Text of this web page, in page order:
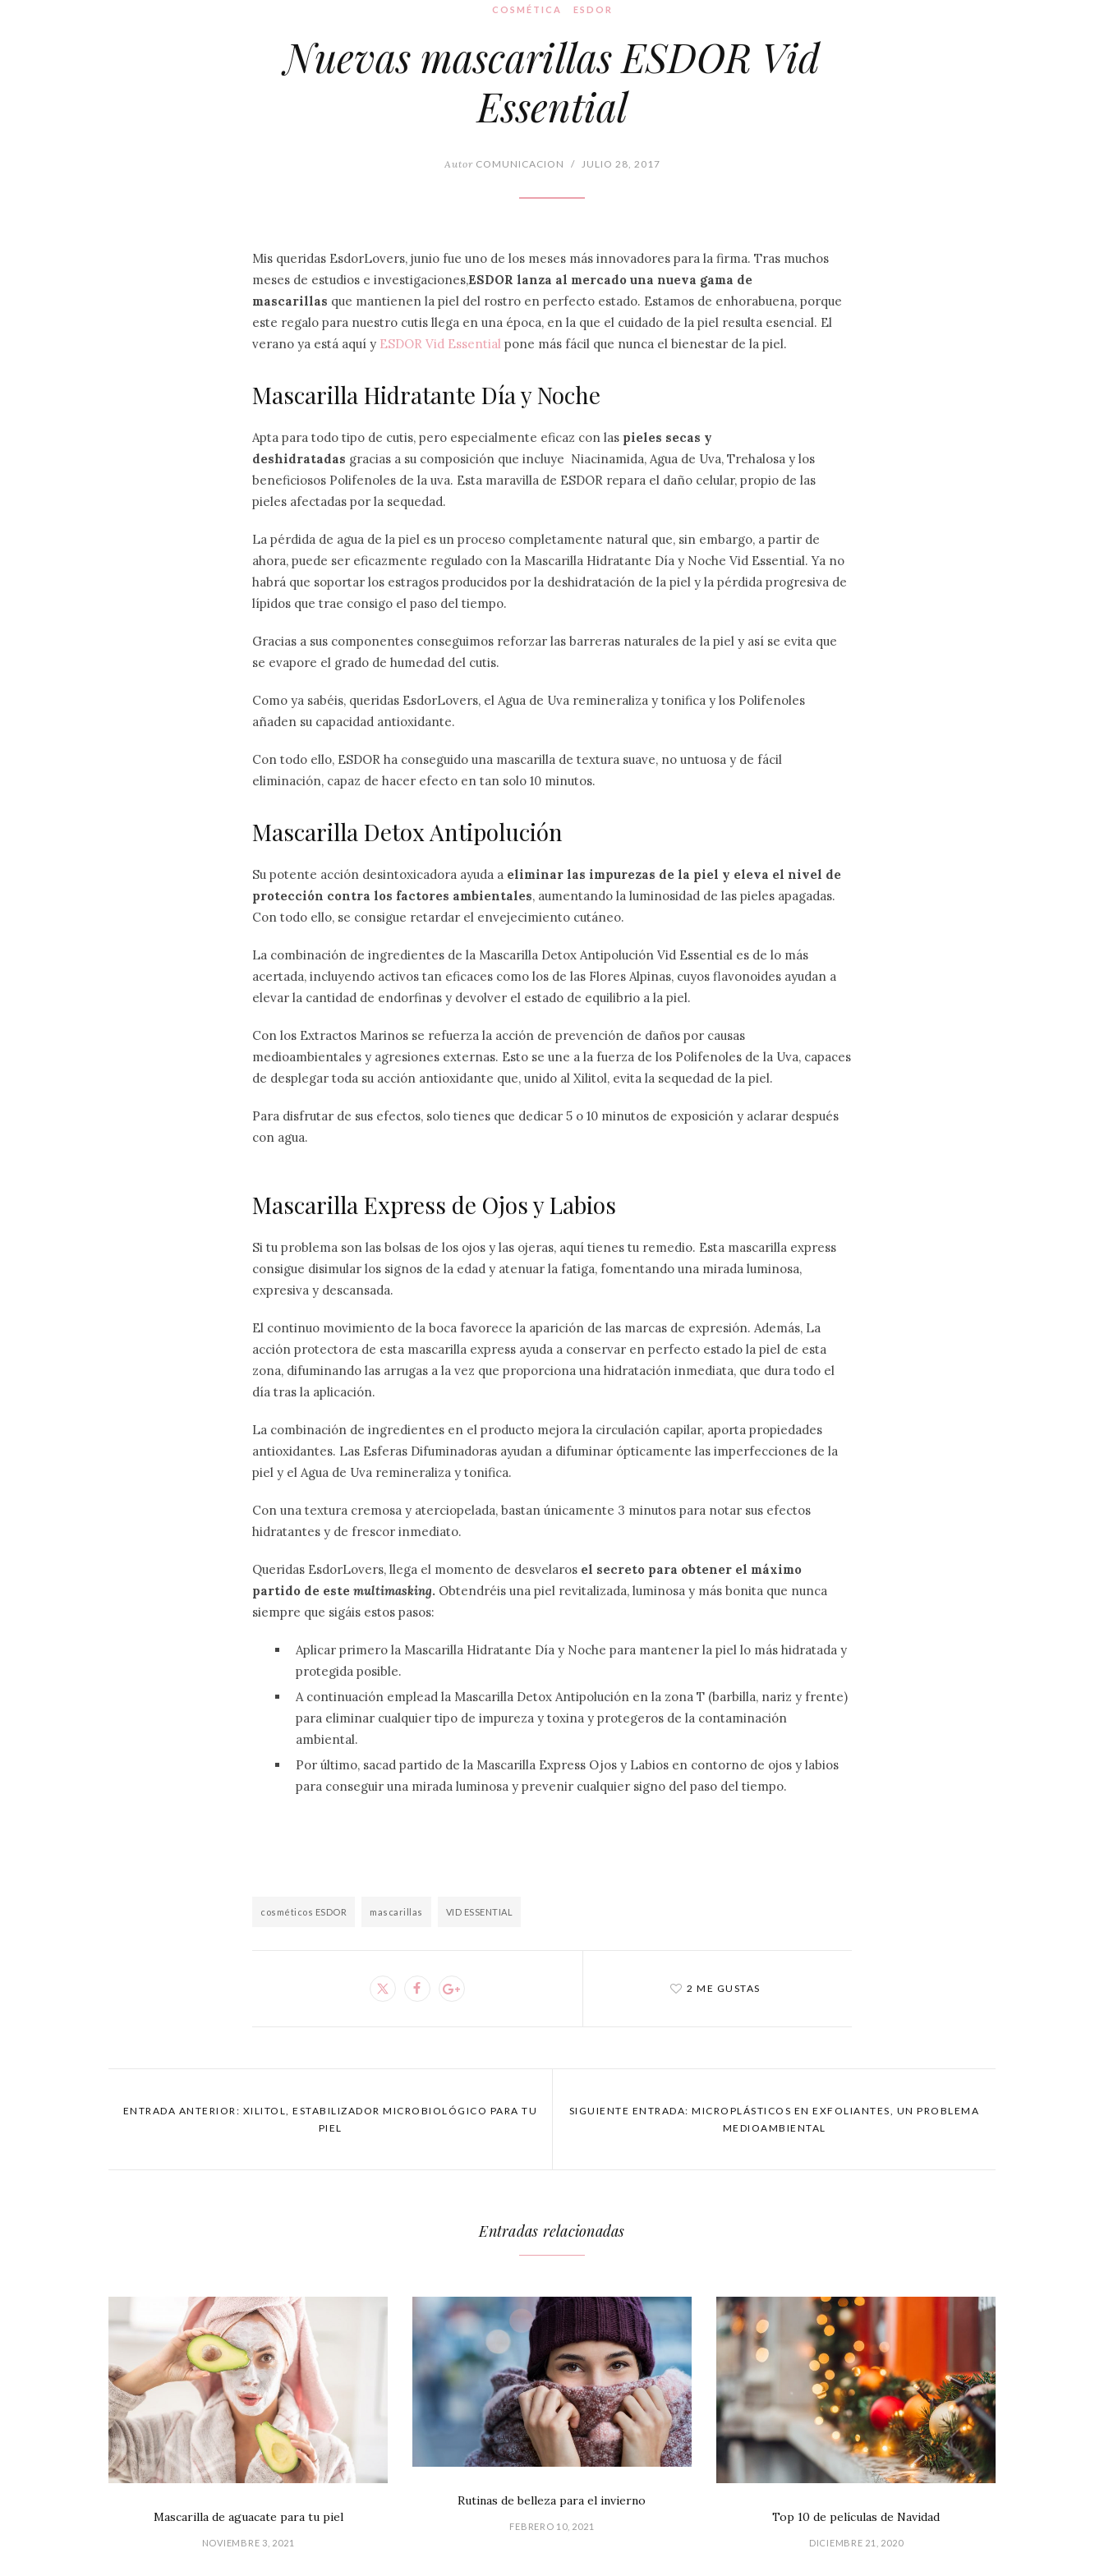
COSMÉTICA ESDOR
Nuevas mascarillas ESDOR Vid
Essential
AutorCOMUNICACION / JULIO 28, 2017
Mis queridas EsdorLovers, junio fue uno de los meses más innovadores para la firma. Tras muchos
meses de estudios e investigaciones,ESDOR lanza al mercado una nueva gama de
mascarillas que mantienen la piel del rostro en perfecto estado. Estamos de enhorabuena, porque
este regalo para nuestro cutis llega en una época, en la que el cuidado de la piel resulta esencial. El
verano ya está aquí y ESDOR Vid Essential pone más fácil que nunca el bienestar de la piel.
Mascarilla Hidratante Día y Noche
Apta para todo tipo de cutis, pero especialmente eficaz con las pieles secas y
deshidratadas gracias a su composición que incluye Niacinamida, Agua de Uva, Trehalosa y los
beneficiosos Polifenoles de la uva. Esta maravilla de ESDOR repara el daño celular, propio de las
pieles afectadas por la sequedad.
La pérdida de agua de la piel es un proceso completamente natural que, sin embargo, a partir de
ahora, puede ser eficazmente regulado con la Mascarilla Hidratante Día y Noche Vid Essential. Ya no
habrá que soportar los estragos producidos por la deshidratación de la piel y la pérdida progresiva de
lípidos que trae consigo el paso del tiempo.
Gracias a sus componentes conseguimos reforzar las barreras naturales de la piel y así se evita que
se evapore el grado de humedad del cutis.
Como ya sabéis, queridas EsdorLovers, el Agua de Uva remineraliza y tonifica y los Polifenoles
añaden su capacidad antioxidante.
Con todo ello, ESDOR ha conseguido una mascarilla de textura suave, no untuosa y de fácil
eliminación, capaz de hacer efecto en tan solo 10 minutos.
Mascarilla Detox Antipolución
Su potente acción desintoxicadora ayuda a eliminar las impurezas de la piel y eleva el nivel de
protección contra los factores ambientales, aumentando la luminosidad de las pieles apagadas.
Con todo ello, se consigue retardar el envejecimiento cutáneo.
La combinación de ingredientes de la Mascarilla Detox Antipolución Vid Essential es de lo más
acertada, incluyendo activos tan eficaces como los de las Flores Alpinas, cuyos flavonoides ayudan a
elevar la cantidad de endorfinas y devolver el estado de equilibrio a la piel.
Con los Extractos Marinos se refuerza la acción de prevención de daños por causas
medioambientales y agresiones externas. Esto se une a la fuerza de los Polifenoles de la Uva, capaces
de desplegar toda su acción antioxidante que, unido al Xilitol, evita la sequedad de la piel.
Para disfrutar de sus efectos, solo tienes que dedicar 5 o 10 minutos de exposición y aclarar después
con agua.
Mascarilla Express de Ojos y Labios
Si tu problema son las bolsas de los ojos y las ojeras, aquí tienes tu remedio. Esta mascarilla express
consigue disimular los signos de la edad y atenuar la fatiga, fomentando una mirada luminosa,
expresiva y descansada.
El continuo movimiento de la boca favorece la aparición de las marcas de expresión. Además, La
acción protectora de esta mascarilla express ayuda a conservar en perfecto estado la piel de esta
zona, difuminando las arrugas a la vez que proporciona una hidratación inmediata, que dura todo el
día tras la aplicación.
La combinación de ingredientes en el producto mejora la circulación capilar, aporta propiedades
antioxidantes. Las Esferas Difuminadoras ayudan a difuminar ópticamente las imperfecciones de la
piel y el Agua de Uva remineraliza y tonifica.
Con una textura cremosa y aterciopelada, bastan únicamente 3 minutos para notar sus efectos
hidratantes y de frescor inmediato.
Queridas EsdorLovers, llega el momento de desvelaros el secreto para obtener el máximo
partido de este multimasking. Obtendréis una piel revitalizada, luminosa y más bonita que nunca
siempre que sigáis estos pasos:
Aplicar primero la Mascarilla Hidratante Día y Noche para mantener la piel lo más hidratada y
protegida posible.
A continuación emplead la Mascarilla Detox Antipolución en la zona T (barbilla, nariz y frente)
para eliminar cualquier tipo de impureza y toxina y protegeros de la contaminación
ambiental.
Por último, sacad partido de la Mascarilla Express Ojos y Labios en contorno de ojos y labios
para conseguir una mirada luminosa y prevenir cualquier signo del paso del tiempo.
cosméticos ESDOR mascarillas VID ESSENTIAL
2 ME GUSTAS
ENTRADA ANTERIOR: XILITOL, ESTABILIZADOR MICROBIOLÓGICO PARA TU
PIEL
SIGUIENTE ENTRADA: MICROPLÁSTICOS EN EXFOLIANTES, UN PROBLEMA
MEDIOAMBIENTAL
Entradas relacionadas
Mascarilla de aguacate para tu piel
NOVIEMBRE 3, 2021
Rutinas de belleza para el invierno
FEBRERO 10, 2021
Top 10 de películas de Navidad
DICIEMBRE 21, 2020